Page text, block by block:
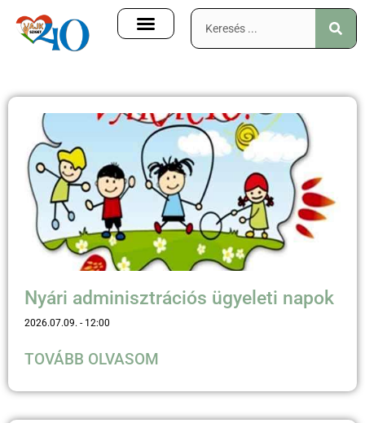
Nyári adminisztrációs ügyeleti napok
2026.07.09. 12:00
TOVÁBB OLVASOM